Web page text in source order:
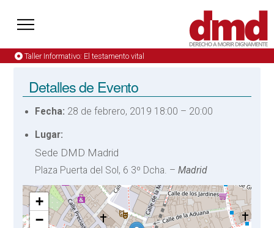
Taller Informativo: El testamento vital
Detalles de Evento
Fecha: 28 de febrero, 2019 18:00 – 20:00
Lugar:
Sede DMD Madrid
Plaza Puerta del Sol, 6 3º Dcha. –Madrid
+
−